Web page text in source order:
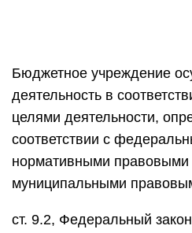
Бюджетное учреждение
деятельность в
целями деятельности,
соответствии с
нормативными правовыми
муниципальными
ст. 9.2, Федеральный